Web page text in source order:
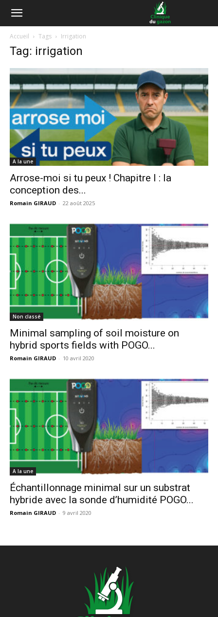
Accueil Tags Irrigation
Tag: irrigation
A la une
Arrose-moi si tu peux ! Chapitre I : la
conception des...
Romain GIRAUD - 22 août 2025
Non classé
Minimal sampling of soil moisture on
hybrid sports fields with POGO...
Romain GIRAUD - 10 avril 2020
A la une
Échantillonnage minimal sur un substrat
hybride avec la sonde d’humidité POGO...
Romain GIRAUD - 9 avril 2020